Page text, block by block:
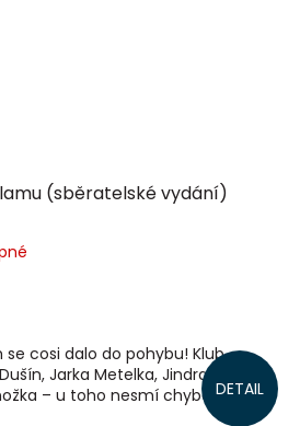
(sběratelské vydání)
DETAIL
cosi dalo do pohybu! Klub
Jarka Metelka, Jindra Hojer,
– u toho nesmí chybět! Když